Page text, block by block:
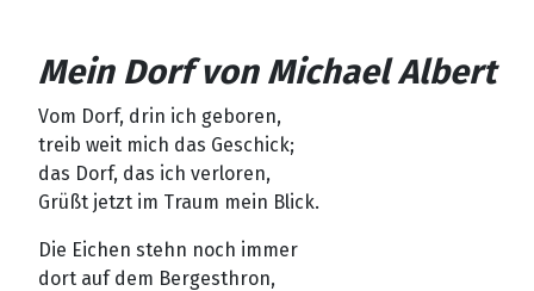
Mein Dorf von Michael Albert
Vom Dorf, drin ich geboren,
treib weit mich das Geschick;
das Dorf, das ich verloren,
Grüßt jetzt im Traum mein Blick.
Die Eichen stehn noch immer
dort auf dem Bergesthron,